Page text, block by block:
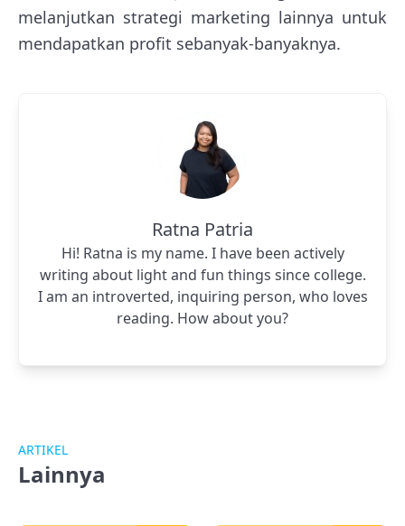
melanjutkan strategi marketing lainnya untuk
mendapatkan profit sebanyak-banyaknya.
Ratna Patria
Hi! Ratna is my name. I have been actively
writing about light and fun things since college.
I am an introverted, inquiring person, who loves
reading. How about you?
ARTIKEL
Lainnya